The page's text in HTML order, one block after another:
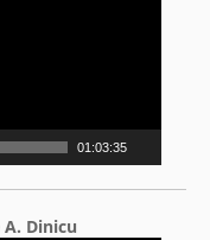
01:03:35
A. Dinicu